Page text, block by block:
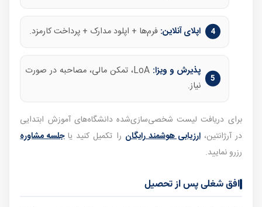
اپلای آنلاین: فرم‌ها + اپلود مدارک + پرداخت کارمزد.
پذیرش و ویزا:
LoA، تمکن مالی، مصاحبه در صورت
نیاز.
برای دریافت لیست شخصی‌سازی‌شده دانشگاه‌های آموزش ابتدایی
در آرژانتین،ارزیابی هوشمند رایگان را تکمیل کنید یاجلسه مشاوره
رزرو نمایید.
افق شغلی پس از تحصیل